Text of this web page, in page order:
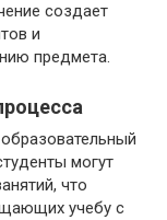
создает
и
предмета.
могут
что
учебу с